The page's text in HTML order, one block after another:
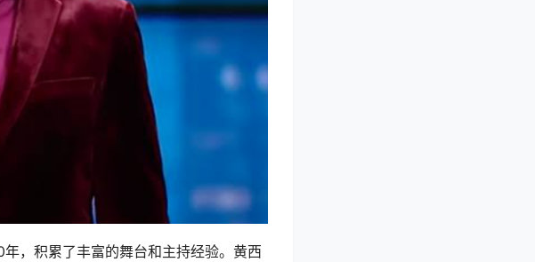
，积累了丰富的舞台和主持经验。黄西